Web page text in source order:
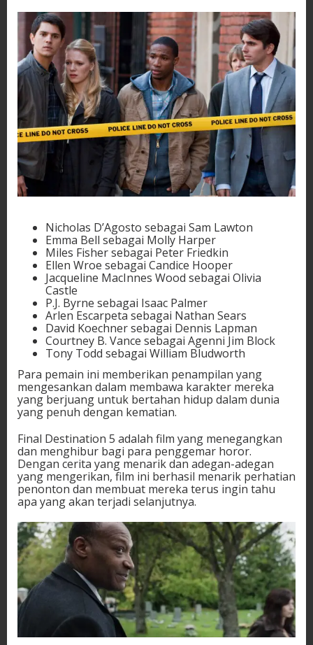
Nicholas D’Agosto sebagai Sam Lawton
Emma Bell sebagai Molly Harper
Miles Fisher sebagai Peter Friedkin
Ellen Wroe sebagai Candice Hooper
Jacqueline MacInnes Wood sebagai Olivia
Castle
P.J. Byrne sebagai Isaac Palmer
Arlen Escarpeta sebagai Nathan Sears
David Koechner sebagai Dennis Lapman
Courtney B. Vance sebagai Agenni Jim Block
Tony Todd sebagai William Bludworth
Para pemain ini memberikan penampilan yang
mengesankan dalam membawa karakter mereka
yang berjuang untuk bertahan hidup dalam dunia
yang penuh dengan kematian.
Final Destination 5 adalah film yang menegangkan
dan menghibur bagi para penggemar horor.
Dengan cerita yang menarik dan adegan-adegan
yang mengerikan, film ini berhasil menarik perhatian
penonton dan membuat mereka terus ingin tahu
apa yang akan terjadi selanjutnya.